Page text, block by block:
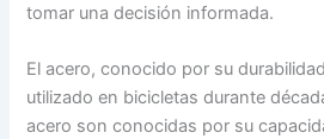
tomar una decisión informada.
El acero, conocido por su
utilizado en bicicletas durante
acero son conocidas por su